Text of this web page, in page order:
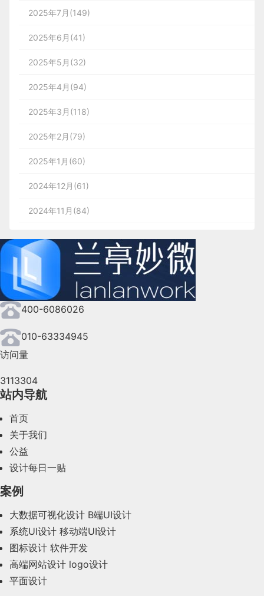
2025年7月(149)
2025年6月(41)
2025年5月(32)
2025年4月(94)
2025年3月(118)
2025年2月(79)
2025年1月(60)
2024年12月(61)
2024年11月(84)
2024年9月(144)
2024年8月(164)
2024年7月(107)
2024年6月(63)
2024年4月(44)
2024年2月(58)
2023年10月(14)
2023年8月(88)
400-6086026
010-63334945
访问量
3113304
站内导航
首页
关于我们
公益
设计每日一贴
案例
大数据可视化设计 B端UI设计
系统UI设计 移动端UI设计
图标设计 软件开发
高端网站设计 logo设计
平面设计